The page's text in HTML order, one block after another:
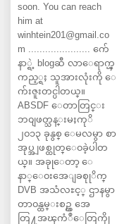
soon. You can reach
him at
winhtein201@gmail.co
m ...................... က်ေ
နာ္ရဲ့ blogဆီ လာေရာက္ၾ
ကည့္ရႈ သူအားလုံးကို ေ
က်းဇူးတင္ပါတယ္။
ABSDF ေတာတြင္း
ဘ၀ျဖတ္သန္းမႈကုိ
၂၀၁၃ ခုနွစ္ ေမလမွာ စာ
အုပ္အျဖစ္ထုတ္ေ၀ခဲ့ပါတ
ယ္။ အခုုေတာ့ ေ
နာ္ေ၀းအေျခစုုိက္
DVB အသံလႊင့္ ဌာနမွာ
တာ၀န္ထမ္းစဥ္က အေ
တြ႔အၾကံဳေတြကိုု